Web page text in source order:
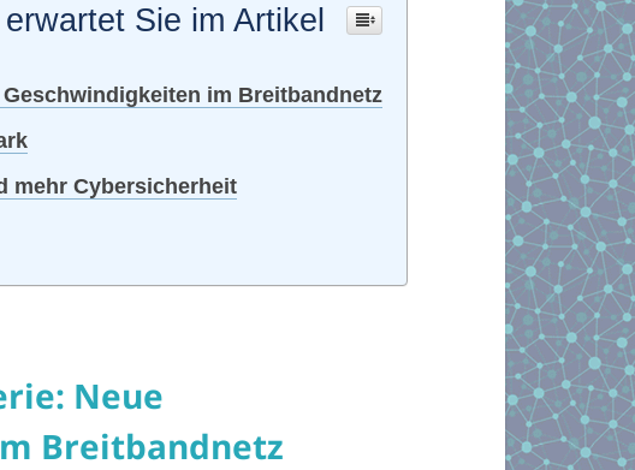
Sie im Artikel
Geschwindigkeiten im Breitbandnetz
mehr Cybersicherheit
Neue
Breitbandnetz